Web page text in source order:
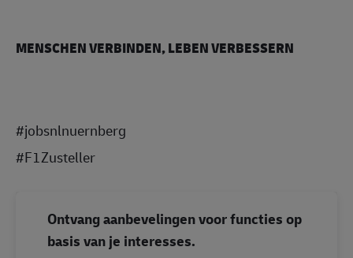
MENSCHEN VERBINDEN, LEBEN VERBESSERN
#jobsnlnuernberg
#F1Zusteller
Ontvang aanbevelingen voor functies op
basis van je interesses.